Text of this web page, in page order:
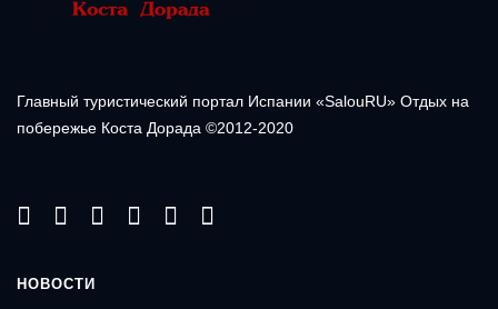
Главный туристический портал Испании «SalouRU» Отдых на
побережье Коста Дорада ©2012-2020
НОВОСТИ